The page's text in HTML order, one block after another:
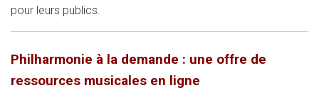
pour leurs publics.
Philharmonie à la demande : une offre de
ressources musicales en ligne